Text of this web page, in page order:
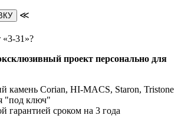
≪
«3-31»?
проект персонально для
камень Corian, HI-MACS, Staron, Tristone
"под ключ"
гарантией сроком на 3 года